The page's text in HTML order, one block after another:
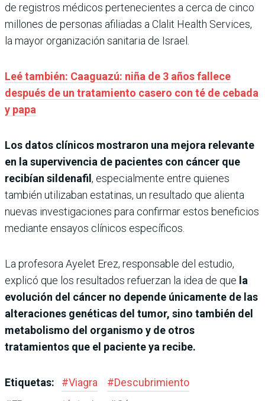
de registros médicos pertenecientes a cerca de cinco
millones de personas afiliadas a Clalit Health Services,
la mayor organización sanitaria de Israel.
Leé también: Caaguazú: niña de 3 años fallece
después de un tratamiento casero con té de cebada
y papa
Los datos clínicos mostraron una mejora relevante
en la supervivencia de pacientes con cáncer que
recibían sildenafil , especialmente entre quienes
también utilizaban estatinas, un resultado que alienta
nuevas investigaciones para confirmar estos beneficios
mediante ensayos clínicos específicos.
La profesora Ayelet Erez, responsable del estudio,
explicó que los resultados refuerzan la idea de que la
evolución del cáncer no depende únicamente de las
alteraciones genéticas del tumor, sino también del
metabolismo del organismo y de otros
tratamientos que el paciente ya recibe.
Etiquetas: #Viagra #Descubrimiento